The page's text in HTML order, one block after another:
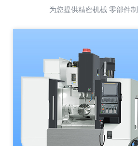
为您提供精密机械 零部件